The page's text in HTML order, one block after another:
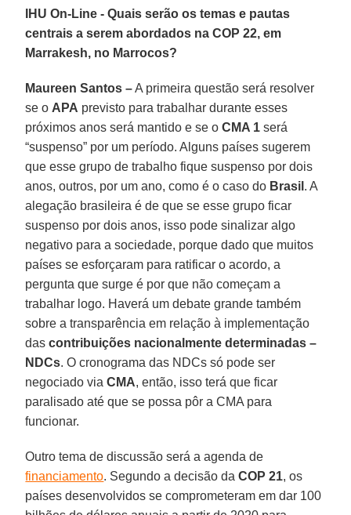
IHU On-Line - Quais serão os temas e pautas
centrais a serem abordados na COP 22, em
Marrakesh, no Marrocos?
Maureen Santos –A primeira questão será resolver
se o APA previsto para trabalhar durante esses
próximos anos será mantido e se oCMA 1 será
“suspenso” por um período. Alguns países sugerem
que esse grupo de trabalho fique suspenso por dois
anos, outros, por um ano, como é o caso do Brasil . A
alegação brasileira é de que se esse grupo ficar
suspenso por dois anos, isso pode sinalizar algo
negativo para a sociedade, porque dado que muitos
países se esforçaram para ratificar o acordo, a
pergunta que surge é por que não começam a
trabalhar logo. Haverá um debate grande também
sobre a transparência em relação à implementação
dascontribuições nacionalmente determinadas –
NDCs. O cronograma das NDCs só pode ser
negociado viaCMA, então, isso terá que ficar
paralisado até que se possa pôr a CMA para
funcionar.
Outro tema de discussão será a agenda de
financiamento. Segundo a decisão daCOP 21, os
países desenvolvidos se comprometeram em dar 100